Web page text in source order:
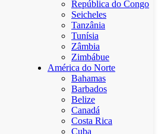
República do Congo
Seicheles
Tanzânia
Tunísia
Zâmbia
Zimbábue
América do Norte
Bahamas
Barbados
Belize
Canadá
Costa Rica
Cuba